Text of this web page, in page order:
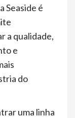
Seaside é
a qualidade,
e
do
uma linha